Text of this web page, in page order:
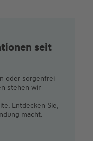
seit
oder sorgenfrei
stehen wir
Entdecken Sie,
macht.